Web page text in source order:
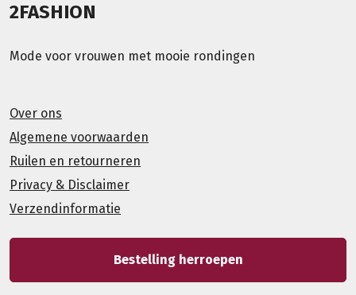
2FASHION
Mode voor vrouwen met mooie rondingen
Over ons
Algemene voorwaarden
Ruilen en retourneren
Privacy & Disclaimer
Verzendinformatie
Bestelling herroepen